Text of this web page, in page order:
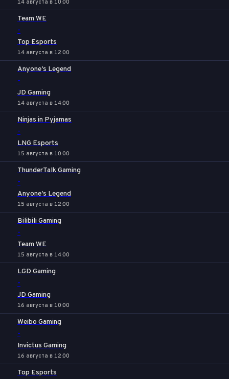
14 августа в 10:00
Team WE
-
Top Esports
14 августа в 12:00
Anyone's Legend
-
JD Gaming
14 августа в 14:00
Ninjas in Pyjamas
-
LNG Esports
15 августа в 10:00
ThunderTalk Gaming
-
Anyone's Legend
15 августа в 12:00
Bilibili Gaming
-
Team WE
15 августа в 14:00
LGD Gaming
-
JD Gaming
16 августа в 10:00
Weibo Gaming
-
Invictus Gaming
16 августа в 12:00
Top Esports